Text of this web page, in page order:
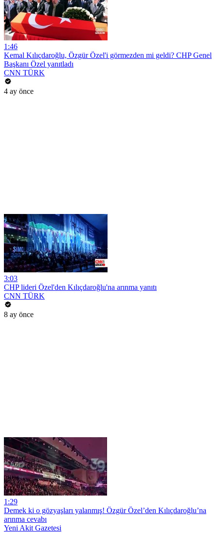
1:46
Kemal Kılıçdaroğlu, Özgür Özel'i görmezden mi geldi? CHP Genel
Başkanı Özel yanıtladı
CNN TÜRK
4 ay önce
3:03
CHP lideri Özel'den Kılıçdaroğlu'na arınma yanıtı
CNN TÜRK
8 ay önce
1:29
Demek ki o gözyaşları yalanmış! Özgür Özel’den Kılıçdaroğlu’na
arınma cevabı
Yeni Akit Gazetesi